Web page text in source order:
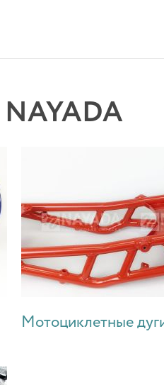
NAYADA
Мотоциклетные